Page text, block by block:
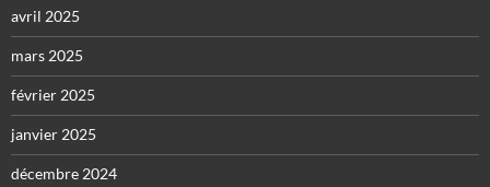
avril 2025
mars 2025
février 2025
janvier 2025
décembre 2024